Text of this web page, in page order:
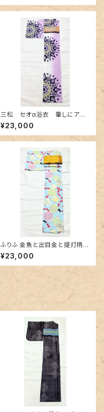
三松 セオα浴衣 暈しにアー
ルデコ柄
¥23,000
ふりふ 金魚と出目金と提灯柄の
セオα浴衣
¥23,000